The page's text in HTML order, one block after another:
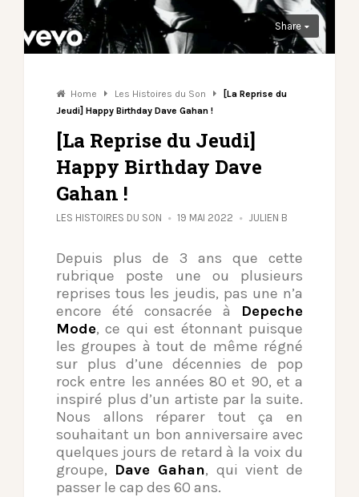
Share
Home Les Histoires du Son
[La Reprise du
Jeudi] Happy Birthday Dave Gahan !
[La Reprise du Jeudi]
Happy Birthday Dave
Gahan !
LES HISTOIRES DU SON 19 MAI 2022 JULIEN B
Depuis plus de 3 ans que cette
rubrique poste une ou plusieurs
reprises tous les jeudis, pas une n’a
encore été consacrée à Depeche
Mode, ce qui est étonnant puisque
les groupes à tout de même régné
sur plus d’une décennies de pop
rock entre les années 80 et 90, et a
inspiré plus d’un artiste par la suite.
Nous allons réparer tout ça en
souhaitant un bon anniversaire avec
quelques jours de retard à la voix du
groupe, Dave Gahan, qui vient de
passer le cap des 60 ans.